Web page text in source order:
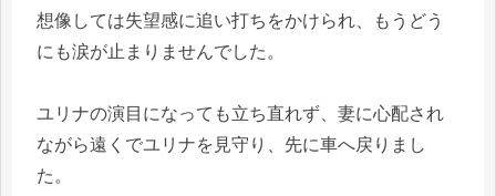
想像しては失望感に追い打ちをかけられ、もうどう
にも涙が止まりませんでした。
ユリナの演目になっても立ち直れず、妻に心配され
ながら遠くでユリナを見守り、先に車へ戻りまし
た。